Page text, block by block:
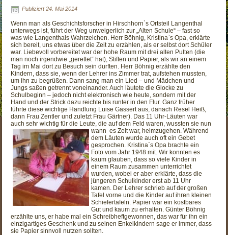
Publiziert 24. Mai 2014
Wenn man als Geschichtsforscher in Hirschhorn`s Ortsteil Langenthal
unterwegs ist, führt der Weg unweigerlich zur „Alten Schule“ – fast so
was wie Langenthals Wahrzeichen. Herr Böhnig, Kristina`s Opa, erklärte
sich bereit, uns etwas über die Zeit zu erzählen, als er selbst dort Schüler
war. Liebevoll vorbereitet war der hohe Raum mit drei alten Pulten (die
man noch irgendwie „gerettet“ hat), Stiften und Papier, als wir an einem
Tag im Mai dort zu Besuch sein durften. Herr Böhnig erzählte den
Kindern, dass sie, wenn der Lehrer ins Zimmer trat, aufstehen mussten,
um ihn zu begrüßen. Dann sang man ein Lied – und Mädchen und
Jungs saßen getrennt voneinander. Auch läutete die Glocke zu
Schulbeginn – jedoch nicht elektronisch wie heute, sondern mit der
Hand und der Strick dazu reichte bis runter in den Flur. Ganz früher
führte diese wichtige Handlung Luise Gassert aus, danach Resel Heiß,
dann Frau Zentler und zuletzt Frau Gärtner). Das 11 Uhr-Läuten war
auch sehr wichtig für die Leute, die auf dem Feld waren, wussten sie nun
wannes Zeit war, heimzugehen. Während
dem Läuten wurde auch oft ein Gebet
gesprochen. Kristina`s Opa brachte ein
Foto vom Jahr 1948 mit. Wir konnten es
kaum glauben, dass so viele Kinder in
einem Raum zusammen unterrichtet
wurden, wobei er aber erklärte, dass die
jüngeren Schulkinder erst ab 11 Uhr
kamen. Der Lehrer schrieb auf der großen
Tafel vorne und die Kinder auf ihren kleinen
Schiefertafeln. Papier war ein kostbares
Gut und kaum zu erhalten. Günter Böhnig
erzählte uns, er habe mal ein Schreibheftgewonnen, das war für ihn ein
einzigartiges Geschenk und zu seinen Enkelkindern sage er immer, dass
sie Papier sinnvoll nutzen sollten.